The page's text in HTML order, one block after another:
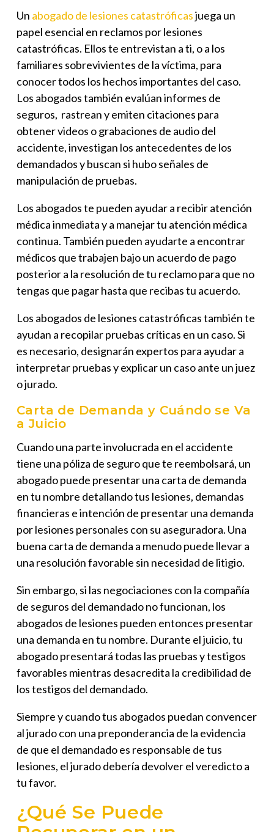
Un abogado de lesiones catastróficasjuega un
papel esencial en reclamos por lesiones
catastróficas. Ellos te entrevistan a ti, o a los
familiares sobrevivientes de la víctima, para
conocer todos los hechos importantes del caso.
Los abogados también evalúan informes de
seguros, rastrean y emiten citaciones para
obtener videos o grabaciones de audio del
accidente, investigan los antecedentes de los
demandados y buscan si hubo señales de
manipulación de pruebas.
Los abogados te pueden ayudar a recibir atención
médica inmediata y a manejar tu atención médica
continua. También pueden ayudarte a encontrar
médicos que trabajen bajo un acuerdo de pago
posterior a la resolución de tu reclamo para que no
tengas que pagar hasta que recibas tu acuerdo.
Los abogados de lesiones catastróficas también te
ayudan a recopilar pruebas críticas en un caso. Si
es necesario, designarán expertos para ayudar a
interpretar pruebas y explicar un caso ante un juez
o jurado.
Carta de Demanda y Cuándo se Va
a Juicio
Cuando una parte involucrada en el accidente
tiene una póliza de seguro que te reembolsará, un
abogado puede presentar una carta de demanda
en tu nombre detallando tus lesiones, demandas
financieras e intención de presentar una demanda
por lesiones personales con su aseguradora. Una
buena carta de demanda a menudo puede llevar a
una resolución favorable sin necesidad de litigio.
Sin embargo, si las negociaciones con la compañía
de seguros del demandado no funcionan, los
abogados de lesiones pueden entonces presentar
una demanda en tu nombre. Durante el juicio, tu
abogado presentará todas las pruebas y testigos
favorables mientras desacredita la credibilidad de
los testigos del demandado.
Siempre y cuando tus abogados puedan convencer
al jurado con una preponderancia de la evidencia
de que el demandado es responsable de tus
lesiones, el jurado debería devolver el veredicto a
tu favor.
¿Qué Se Puede